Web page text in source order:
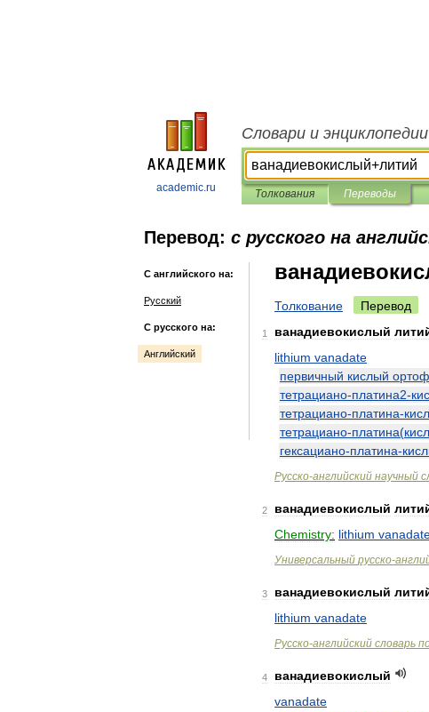
academic.ru
Словари и
Толкования Переводы
Перевод: с русского на
С английского на:
Русский
С русского на:
Английский
Толкование Перевод
1 ванадиевокислый
lithium vanadate
первичный кислый
тетрациано-платина2-
тетрациано-платина-
тетрациано-платина(
гексациано-платина-
Русско-английский научный
2 ванадиевокислый
Chemistry: lithium
Универсальный русско-
3 ванадиевокислый
lithium vanadate
Русско-английский словарь
4
ванадиевокислый
vanadate